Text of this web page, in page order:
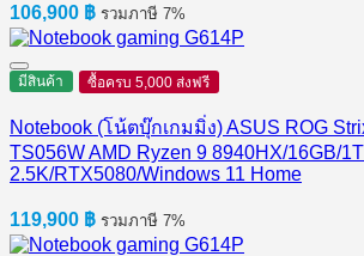
106,900 ฿ รวมภาษี 7%
มีสินค้า ซื้อครบ 5,000 ส่งฟรี
Notebook (โน้ตบุ๊กเกมมิ่ง) ASUS ROG
TS056W AMD Ryzen 9 8940HX/16GB/
2.5K/RTX5080/Windows 11 Home
119,900 ฿ รวมภาษี 7%